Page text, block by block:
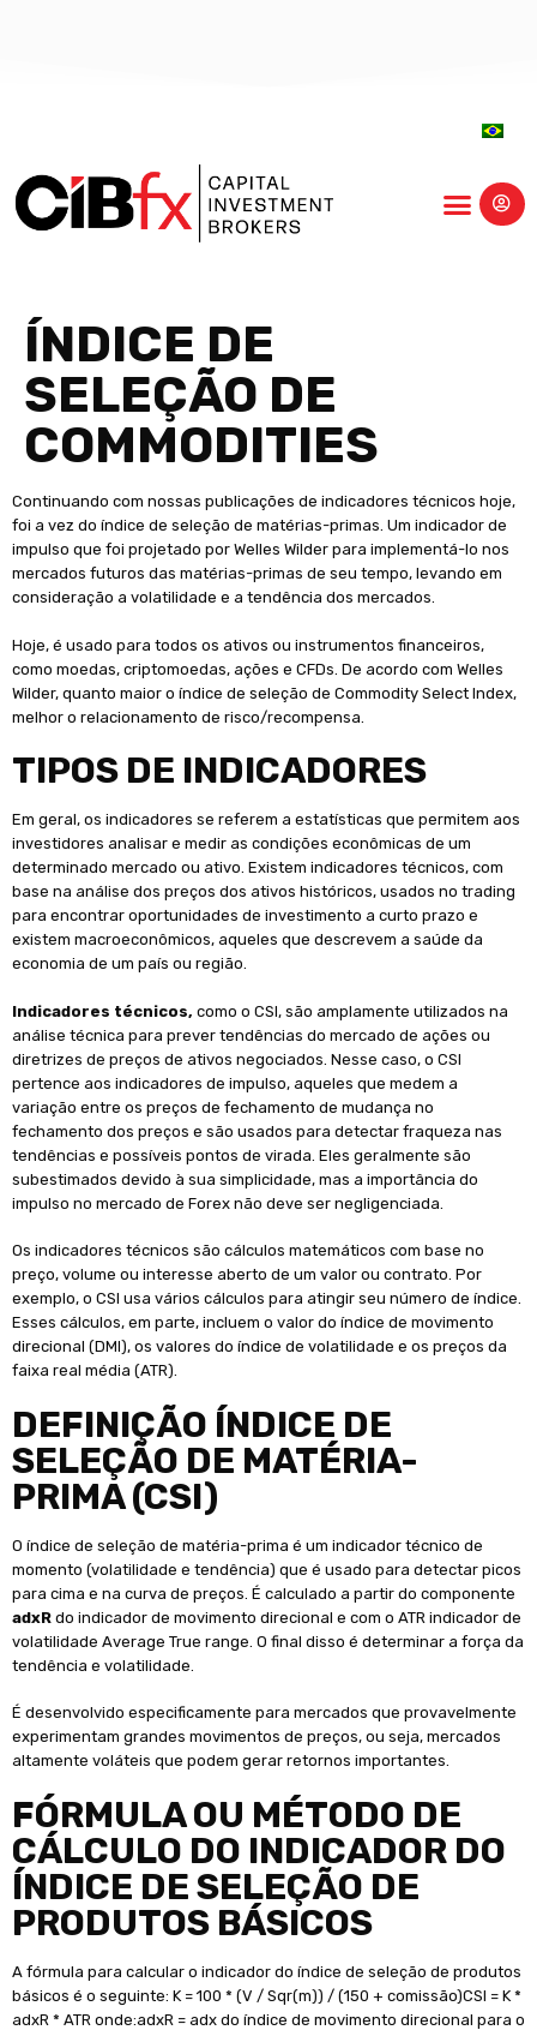
ÍNDICE DE
SELEÇÃO DE
COMMODITIES
Continuando com nossas publicações de indicadores técnicos hoje,
foi a vez do índice de seleção de matérias-primas. Um indicador de
impulso que foi projetado por Welles Wilder para implementá-lo nos
mercados futuros das matérias-primas de seu tempo, levando em
consideração a volatilidade e a tendência dos mercados.
Hoje, é usado para todos os ativos ou instrumentos financeiros,
como moedas, criptomoedas, ações e CFDs. De acordo com Welles
Wilder, quanto maior o índice de seleção de Commodity Select Index,
melhor o relacionamento de risco/recompensa.
TIPOS DE INDICADORES
Em geral, os indicadores se referem a estatísticas que permitem aos
investidores analisar e medir as condições econômicas de um
determinado mercado ou ativo. Existem indicadores técnicos, com
base na análise dos preços dos ativos históricos, usados ​​no trading
para encontrar oportunidades de investimento a curto prazo e
existem macroeconômicos, aqueles que descrevem a saúde da
economia de um país ou região.
Indicadores técnicos, como o CSI, são amplamente utilizados na
análise técnica para prever tendências do mercado de ações ou
diretrizes de preços de ativos negociados. Nesse caso, o CSI
pertence aos indicadores de impulso, aqueles que medem a
variação entre os preços de fechamento de mudança no
fechamento dos preços e são usados ​​para detectar fraqueza nas
tendências e possíveis pontos de virada. Eles geralmente são
subestimados devido à sua simplicidade, mas a importância do
impulso no mercado de Forex não deve ser negligenciada.
Os indicadores técnicos são cálculos matemáticos com base no
preço, volume ou interesse aberto de um valor ou contrato. Por
exemplo, o CSI usa vários cálculos para atingir seu número de índice.
Esses cálculos, em parte, incluem o valor do índice de movimento
direcional (DMI), os valores do índice de volatilidade e os preços da
faixa real média (ATR).
DEFINIÇÃO ÍNDICE DE
SELEÇÃO DE MATÉRIA-
PRIMA (CSI)
O índice de seleção de matéria-prima é um indicador técnico de
momento (volatilidade e tendência) que é usado para detectar picos
para cima e na curva de preços. É calculado a partir do componente
adxR do indicador de movimento direcional e com o ATR indicador de
volatilidade Average True range. O final disso é determinar a força da
tendência e volatilidade.
É desenvolvido especificamente para mercados que provavelmente
experimentam grandes movimentos de preços, ou seja, mercados
altamente voláteis que podem gerar retornos importantes.
FÓRMULA OU MÉTODO DE
CÁLCULO DO INDICADOR DO
ÍNDICE DE SELEÇÃO DE
PRODUTOS BÁSICOS
A fórmula para calcular o indicador do índice de seleção de produtos
básicos é o seguinte: K = 100 * (V / Sqr(m)) / (150 + comissão)CSI = K *
adxR * ATR onde:adxR = adx do índice de movimento direcional para o